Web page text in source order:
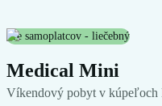
Pre samoplatcov - liečebný
Medical Mini
Víkendový pobyt v kúpeľoch